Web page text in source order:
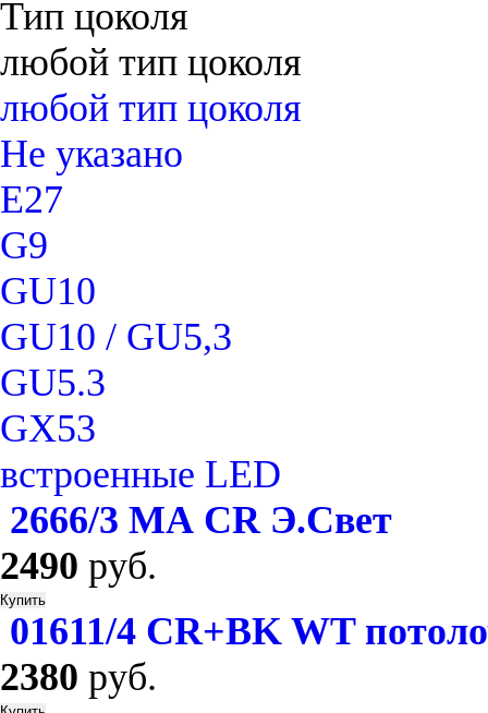
Тип цоколя
любой тип цоколя
любой тип цоколя
Не указано
E27
G9
GU10
GU10 / GU5,3
GU5.3
GX53
встроенные LED
2666/3 МА CR Э.Свет
2490 руб.
01611/4 CR+BK WT
2380 руб.